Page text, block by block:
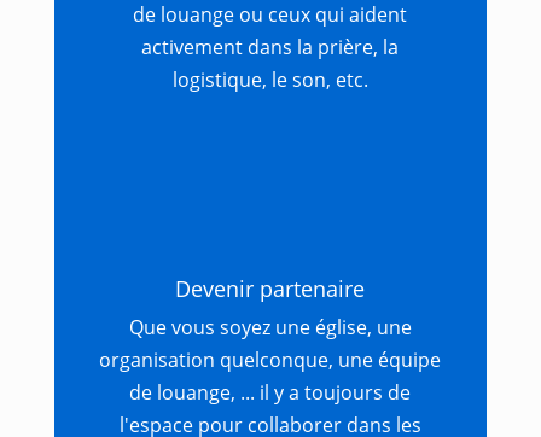
de louange ou ceux qui aident
activement dans la prière, la
logistique, le son, etc.
Devenir partenaire
Que vous soyez une église, une
organisation quelconque, une équipe
de louange, ... il y a toujours de
l'espace pour collaborer dans les